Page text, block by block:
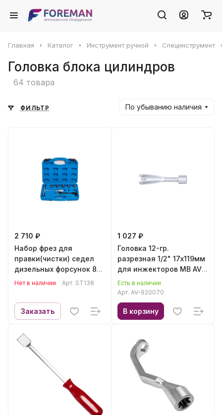
Главная Каталог Инструмент ручной Специнструмент
Головка блока цилиндров
64 товара
ФИЛЬТР По убыванию наличия
2 710 ₽
Набор фрез для
правки(чистки) седел
дизельных форсунок 8
пр.Rossvik ST138
Нет в наличии Арт. ST138
Заказать
1 027 ₽
Головка 12-гр.
разрезная 1/2" 17х119мм
для инжекторов MB AV
Есть в наличии
Арт. AV-920070
В корзину